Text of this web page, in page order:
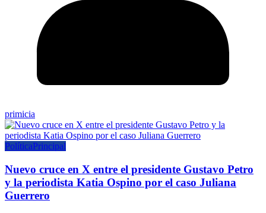
primicia
PolíticaPrincipal
Nuevo cruce en X entre el presidente Gustavo Petro
y la periodista Katia Ospino por el caso Juliana
Guerrero